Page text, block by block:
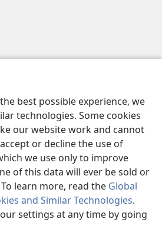
best possible experience, we
technologies. Some cookies
our website work and cannot
or decline the use of
we use only to improve
of this data will ever be sold or
learn more, read the Global
and Similar Technologies.
settings at any time by going
ONLINE
Bible and Tract Society of Pennsylvania.